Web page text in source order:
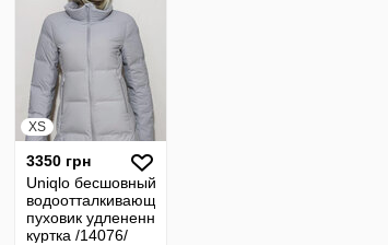
XS
3350 грн
Uniqlo бесшовный
водоотталкивающий
пуховик удлененная
куртка /14076/